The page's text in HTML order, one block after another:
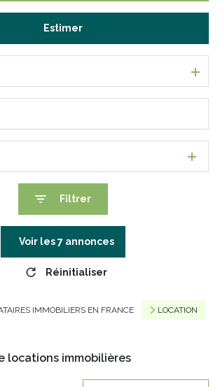
Estimer
Filtrer
Voir les7 annonces
Réinitialiser
IMMOBILIERS EN FRANCE LOCATION
locations immobilières